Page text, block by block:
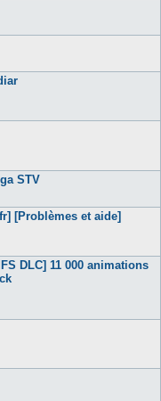
STV
[Problèmes et aide]
DLC] 11 000 animations